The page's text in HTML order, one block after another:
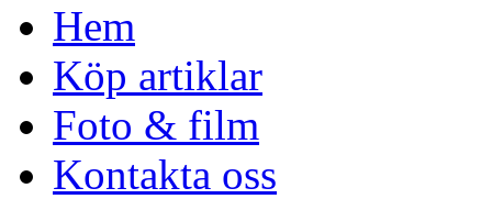
Hem
Köp artiklar
Foto & film
Kontakta oss